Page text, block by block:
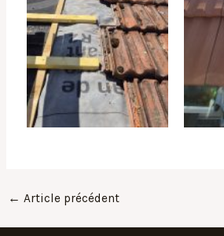
← Article précédent